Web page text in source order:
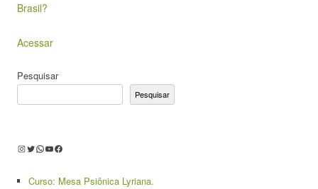
Brasil?
Acessar
Pesquisar
Pesquisar
Instagram
Twitter
WhatsApp
Youtube
Facebook
Curso: Mesa Psiônica Lyriana.